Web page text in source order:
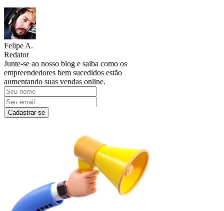
Felipe A.
Redator
Junte-se ao nosso blog e saiba como os
empreendedores bem sucedidos estão
aumentando suas vendas online.
Cadastrar-se